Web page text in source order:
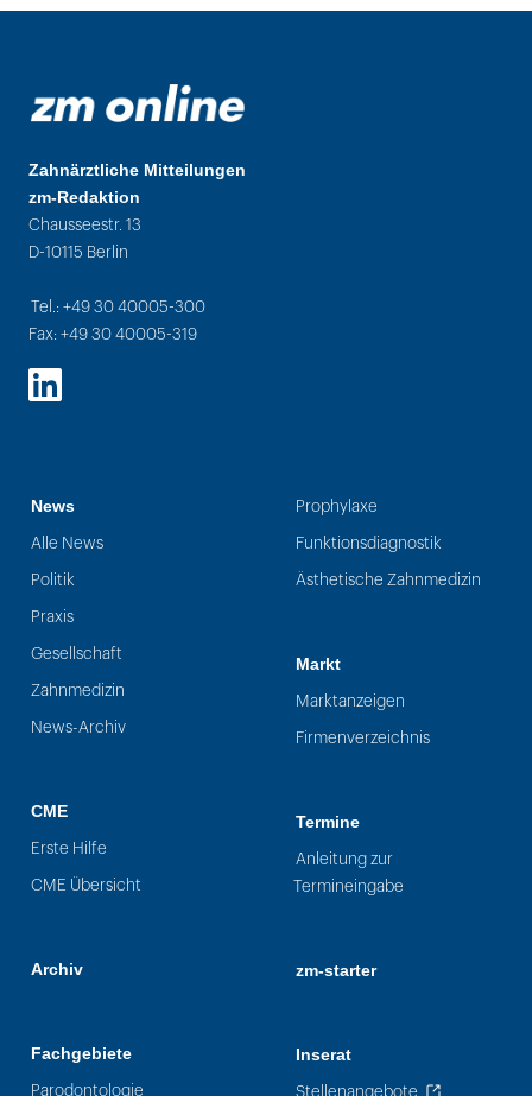
Zahnärztliche Mitteilungen
zm-Redaktion
Chausseestr. 13
D-10115 Berlin
Tel.: +49 30 40005-300
Fax: +49 30 40005-319
LinkedIn
News
Alle News
Politik
Praxis
Gesellschaft
Zahnmedizin
News-Archiv
CME
Erste Hilfe
CME Übersicht
Archiv
Fachgebiete
Parodontologie
Prophylaxe
Funktionsdiagnostik
Ästhetische Zahnmedizin
Markt
Marktanzeigen
Firmenverzeichnis
Termine
Anleitung zur
Termineingabe
zm-starter
Inserat
Stellenangebote